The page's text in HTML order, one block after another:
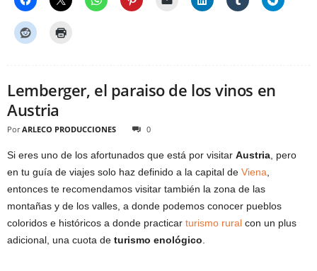
Lemberger, el paraiso de los vinos en
Austria
Por ARLECO PRODUCCIONES 0
Si eres uno de los afortunados que está por visitar Austria , pero
en tu guía de viajes solo haz definido a la capital de Viena
entonces te recomendamos visitar también la zona de las
montañas y de los valles, a donde podemos conocer pueblos
coloridos e históricos a donde practicar turismo rural con un plus
adicional, una cuota de turismo enológico